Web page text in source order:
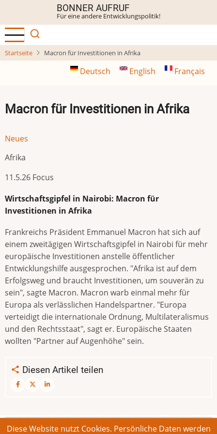
Inhalt
BONNER AUFRUF
Für eine andere Entwicklungspolitik!
Startseite Macron für Investitionen in Afrika
Deutsch English Français
Macron für Investitionen in Afrika
Neues
Afrika
11.5.26 Focus
Wirtschaftsgipfel in Nairobi: Macron für
Investitionen in Afrika
Frankreichs Präsident Emmanuel Macron hat sich auf
einem zweitägigen Wirtschaftsgipfel in Nairobi für mehr
europäische Investitionen anstelle öffentlicher
Entwicklungshilfe ausgesprochen. "Afrika ist auf dem
Erfolgsweg und braucht Investitionen, um souverän zu
sein", sagte Macron. Macron warb einmal mehr für
Europa als verlässlichen Handelspartner. "Europa
verteidigt die internationale Ordnung, Multilateralismus
und den Rechtsstaat", sagt er. Europäische Staaten
wollten "Partner auf Augenhöhe" sein.
Diesen Artikel teilen
Diese Website nutzt Cookies. Persönliche Daten werden